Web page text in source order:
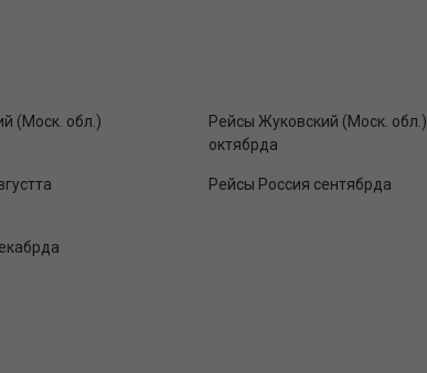
(Моск. обл.)
Рейсы Жуковский (Моск. обл.)
октябрда
Рейсы Россия сентябрда